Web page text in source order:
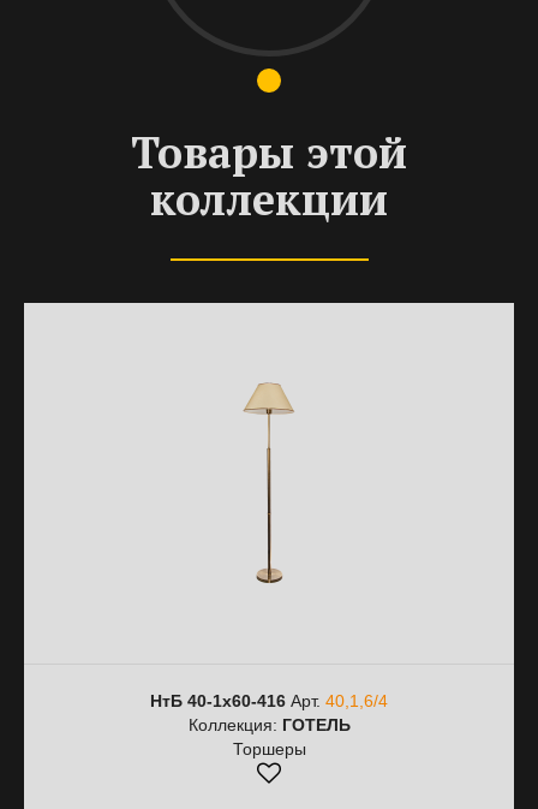
Товары этой
коллекции
НтБ 40-1х60-416 Арт. 40,1,6/4
Коллекция: ГОТЕЛЬ
Торшеры